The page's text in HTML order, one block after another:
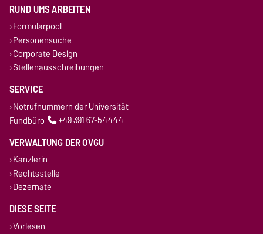
RUND UMS ARBEITEN
Formularpool
Personensuche
Corporate Design
Stellenausschreibungen
SERVICE
Notrufnummern der Universität
Fundbüro
+49 391 67-54444
VERWALTUNG DER OVGU
Kanzlerin
Rechtsstelle
Dezernate
DIESE SEITE
Vorlesen